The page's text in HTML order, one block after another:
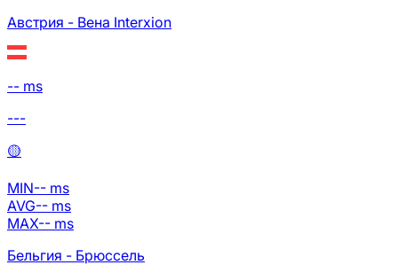
Австрия - Вена Interxion
-- ms
---
🟡
MIN-- ms
AVG-- ms
MAX-- ms
Бельгия - Брюссель